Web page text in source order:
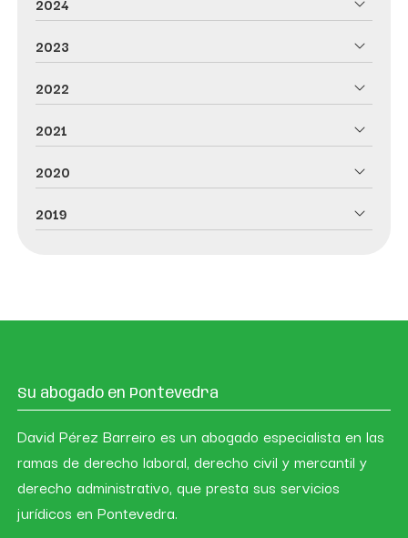
2024
2023
2022
2021
2020
2019
Su abogado en Pontevedra
David Pérez Barreiro es un abogado especialista en las
ramas de derecho laboral, derecho civil y mercantil y
derecho administrativo, que presta sus servicios
jurídicos en Pontevedra.